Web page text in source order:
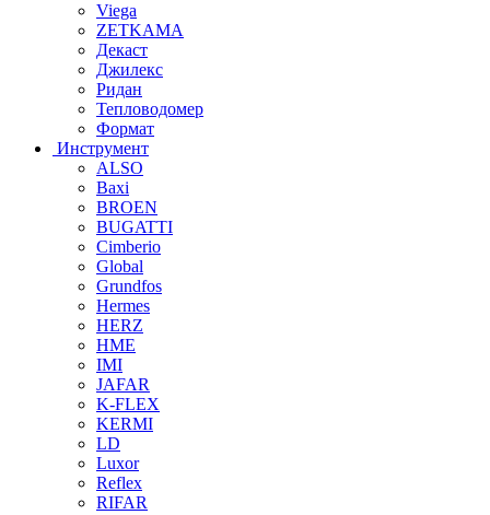
Viega
ZETKAMA
Декаст
Джилекс
Ридан
Тепловодомер
Формат
Инструмент
ALSO
Baxi
BROEN
BUGATTI
Cimberio
Global
Grundfos
Hermes
HERZ
HME
IMI
JAFAR
K-FLEX
KERMI
LD
Luxor
Reflex
RIFAR